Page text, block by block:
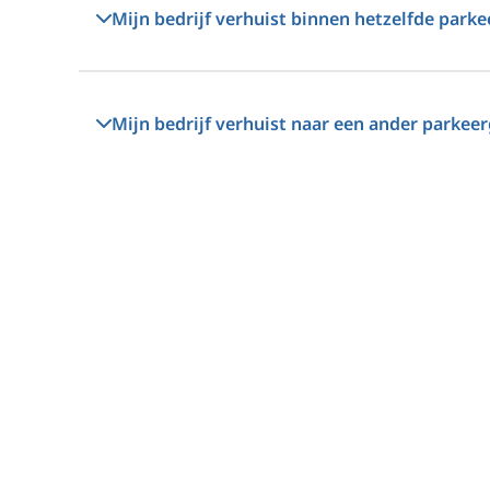
Mijn bedrijf verhuist binnen hetzelfde
Mijn bedrijf verhuist naar een ander